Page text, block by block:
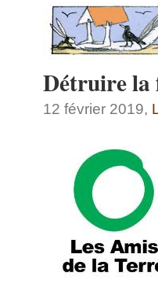
Détruire la
12 février 2019,